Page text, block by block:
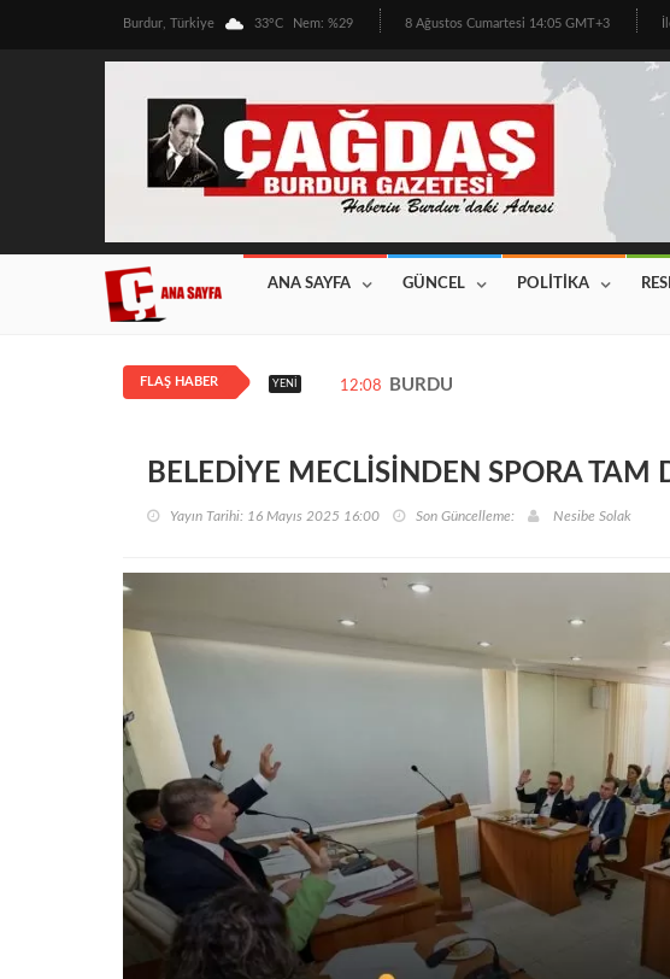
Burdur, Türkiye 33°C Nem: %29 8 Ağustos Cumartesi 14:05 GMT+3
ANA SAYFA GÜNCEL POLİTİKA
FLAŞ HABER YENI 12:08 BURDUR’DA ÜRETİCİNİN
BELEDİYE MECLİSİNDEN SPORA TAM
Yayın Tarihi: 16 Mayıs 2025 16:00 Son Güncelleme: Nesibe Solak